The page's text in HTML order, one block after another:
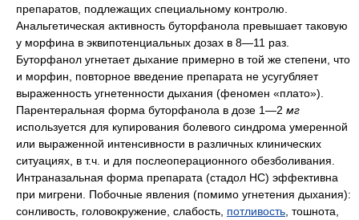
препаратов, подлежащих специальному контролю.
Анальгетическая активность буторфанола превышает таковую
у морфина в эквипотенциальных дозах в 8—11 раз.
Буторфанол угнетает дыхание примерно в той же степени, что
и морфин, повторное введение препарата не усугубляет
выраженность угнетенности дыхания (феномен «плато»).
Парентеральная форма буторфанола в дозе 1—2 мг
используется для купирования болевого синдрома умеренной
или выраженной интенсивности в различных клинических
ситуациях, в т.ч. и для послеоперационного обезболивания.
Интраназальная форма препарата (стадол НС) эффективна
при мигрени. Побочные явления (помимо угнетения дыхания):
сонливость, головокружение, слабость, потливость, тошнота,